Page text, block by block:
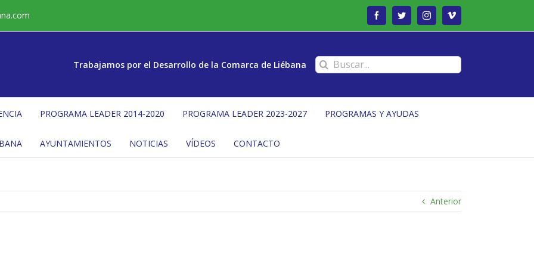
FacebookTwitterInstagramVimeo
Trabajamos por el Desarrollo de la Comarca de Liébana Buscar:
PROGRAMA LEADER 2014-2020 PROGRAMA LEADER 2023-2027 PROGRAMAS Y AYUDAS
AYUNTAMIENTOS NOTICIAS VÍDEOS CONTACTO
Anterior